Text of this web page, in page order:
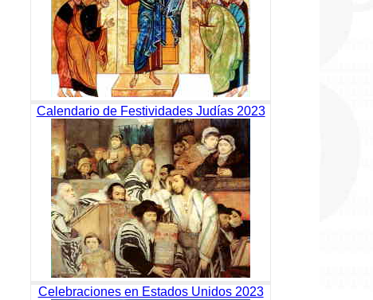
Calendario de Festividades Judías 2023
Celebraciones en Estados Unidos 2023